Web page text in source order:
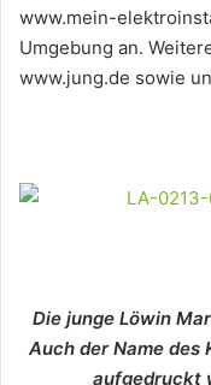
www.mein-
Umgebung an.
www.jung.de sowie
Die junge Löwin
Auch der Name des
aufgedruckt